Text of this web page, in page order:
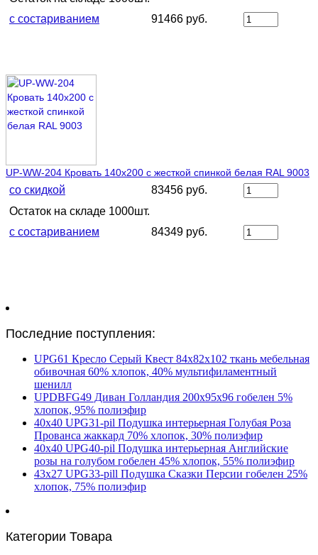
с состариванием
91466 руб.
UP-WW-204 Кровать 140х200 с жесткой спинкой белая RAL 9003
со скидкой
83456 руб.
Остаток на складе 1000шт.
с состариванием
84349 руб.
Последние поступления:
UPG61 Кресло Серый Квест 84х82х102 ткань мебельная
обивочная 60% хлопок, 40% мультифиламентный
шенилл
UPDBFG49 Диван Голландия 200х95х96 гобелен 5%
хлопок, 95% полиэфир
40х40 UPG31-pil Подушка интерьерная Голубая Роза
Прованса жаккард 70% хлопок, 30% полиэфир
40х40 UPG40-pil Подушка интерьерная Английские
розы на голубом гобелен 45% хлопок, 55% полиэфир
43х27 UPG33-pill Подушка Сказки Персии гобелен 25%
хлопок, 75% полиэфир
Категории Товара